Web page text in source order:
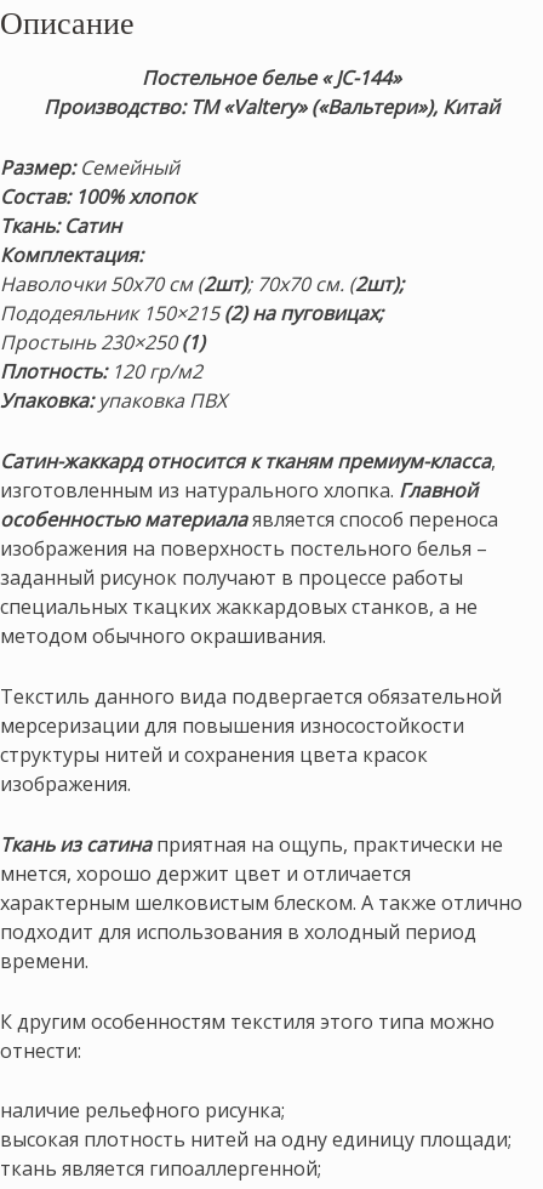
Описание
Постельное белье « JC-144»
Производство: ТМ «Valtery» («Вальтери»), Китай
Размер:Семейный
Состав: 100% хлопок
Ткань: Сатин
Комплектация:
Наволочки 50х70 см (2шт); 70х70 см. (2шт);
Пододеяльник 150×215(2) на пуговицах;
Простынь 230×250(1)
Плотность: 120 гр/м2
Упаковка:упаковка ПВХ
Сатин-жаккард относится к тканям премиум-класса,
изготовленным из натурального хлопка. Главной
особенностью материалаявляется способ переноса
изображения на поверхность постельного белья –
заданный рисунок получают в процессе работы
специальных ткацких жаккардовых станков, а не
методом обычного окрашивания.
Текстиль данного вида подвергается обязательной
мерсеризации для повышения износостойкости
структуры нитей и сохранения цвета красок
изображения.
Ткань из сатинаприятная на ощупь, практически не
мнется, хорошо держит цвет и отличается
характерным шелковистым блеском. А также отлично
подходит для использования в холодный период
времени.
К другим особенностям текстиля этого типа можно
отнести:
наличие рельефного рисунка;
высокая плотность нитей на одну единицу площади;
ткань является гипоаллергенной;